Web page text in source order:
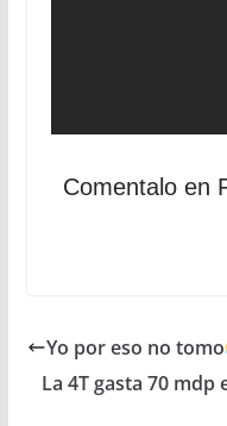
Comentalo en
Yo por eso no tomo
La 4T gasta 70 mdp